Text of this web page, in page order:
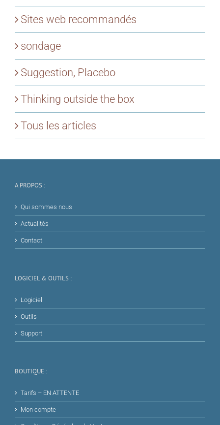
Sites web recommandés
sondage
Suggestion, Placebo
Thinking outside the box
Tous les articles
A PROPOS :
Qui sommes nous
Actualités
Contact
LOGICIEL & OUTILS :
Logiciel
Outils
Support
BOUTIQUE :
Tarifs – EN ATTENTE
Mon compte